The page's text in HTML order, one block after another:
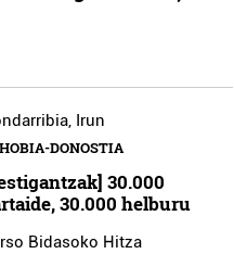
, Irun
DONOSTIA
30.000
30.000 helburu
Bidasoko Hitza